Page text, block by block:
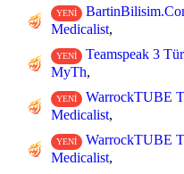
YENİ
Medicalist,
YENİ Teamspeak 3
MyTh,
YENİ
WarrockTUBE
Medicalist,
YENİ
WarrockTUBE
Medicalist,